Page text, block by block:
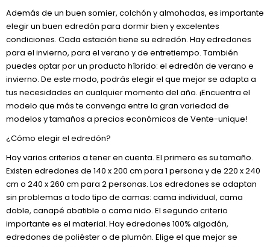
Además de un buen somier, colchón y almohadas, es importante
elegir un buen edredón para dormir bien y excelentes
condiciones. Cada estación tiene su edredón. Hay edredones
para el invierno, para el verano y de entretiempo. También
puedes optar por un producto híbrido: el edredón de verano e
invierno. De este modo, podrás elegir el que mejor se adapta a
tus necesidades en cualquier momento del año. ¡Encuentra el
modelo que más te convenga entre la gran variedad de
modelos y tamaños a precios económicos de Vente-unique!
¿Cómo elegir el edredón?
Hay varios criterios a tener en cuenta. El primero es su tamaño.
Existen edredones de 140 x 200 cm para 1 persona y de 220 x 240
cm o 240 x 260 cm para 2 personas. Los edredones se adaptan
sin problemas a todo tipo de camas: cama individual, cama
doble, canapé abatible o cama nido. El segundo criterio
importante es el material. Hay edredones 100% algodón,
edredones de poliéster o de plumón. Elige el que mejor se